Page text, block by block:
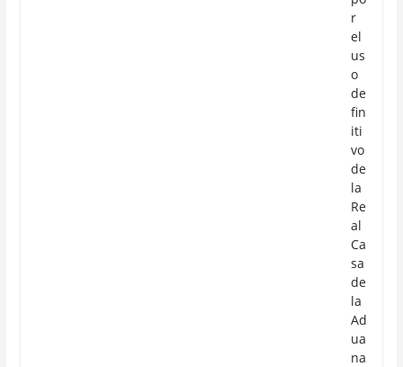
r
el
us
o
de
fin
iti
vo
de
la
Re
al
Ca
sa
de
la
Ad
ua
na